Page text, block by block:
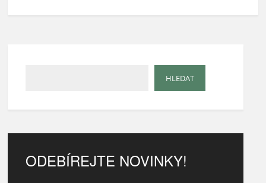
ODEBÍREJTE NOVINKY!